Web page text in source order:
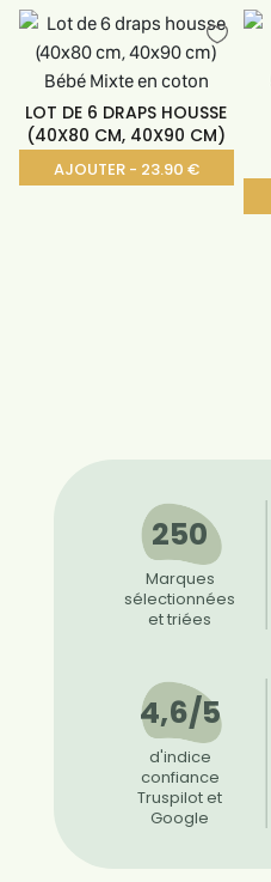
LOT DE 6 DRAPS HOUSSE
(40X80 CM, 40X90 CM)
AJOUTER - 23.90 €
250
Marques
sélectionnées
et triées
4,6/5
d'indice
confiance
Truspilot et
Google